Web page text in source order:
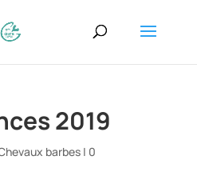
2019
barbes| 0